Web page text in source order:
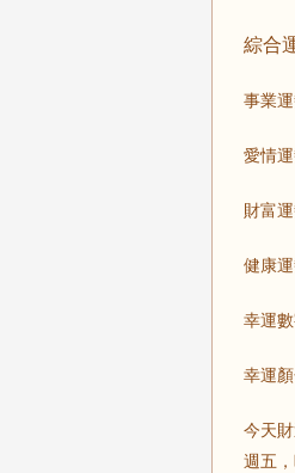
綜合
事業
愛情
財富
健康
幸運
幸運
今天
週五